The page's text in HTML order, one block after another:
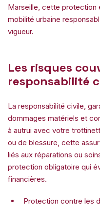
Marseille, cette protection
mobilité urbaine
vigueur.
Les risques
responsabilité
La responsabilité civile,
dommages matériels et
à autrui avec votre
ou de blessure, cette
liés aux réparations ou
protection obligatoire qui
financières.
Protection contre les